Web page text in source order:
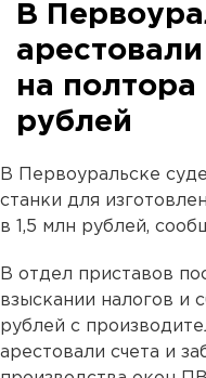
В
на
рублей
В Первоуральске
станки для
в 1,5 млн рублей,
В отдел приставов
взыскании налогов и
рублей с
арестовали счета и